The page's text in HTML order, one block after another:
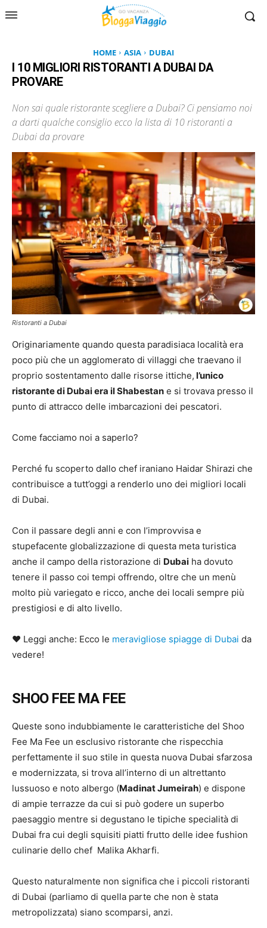
HOME ASIA DUBAI
I 10 MIGLIORI RISTORANTI A DUBAI DA
PROVARE
Non sai quale ristorante scegliere a Dubai? Ci pensiamo noi
a darti qualche consiglio ecco la lista di 10 ristoranti a
Dubai da provare
Ristoranti a Dubai
Originariamente quando questa paradisiaca località era
poco più che un agglomerato di villaggi che traevano il
proprio sostentamento dalle risorse ittiche, l’unico
ristorante di Dubai era il Shabestan e si trovava presso il
punto di attracco delle imbarcazioni dei pescatori.
Come facciamo noi a saperlo?
Perché fu scoperto dallo chef iraniano Haidar Shirazi che
contribuisce a tutt’oggi a renderlo uno dei migliori locali
di Dubai.
Con il passare degli anni e con l’improvvisa e
stupefacente globalizzazione di questa meta turistica
anche il campo della ristorazione di Dubai ha dovuto
tenere il passo coi tempi offrendo, oltre che un menù
molto più variegato e ricco, anche dei locali sempre più
prestigiosi e di alto livello.
♥ Leggi anche: Ecco le meravigliose spiagge di Dubai da
vedere!
SHOO FEE MA FEE
Queste sono indubbiamente le caratteristiche del Shoo
Fee Ma Fee un esclusivo ristorante che rispecchia
perfettamente il suo stile in questa nuova Dubai sfarzosa
e modernizzata, si trova all’interno di un altrettanto
lussuoso e noto albergo (Madinat Jumeirah) e dispone
di ampie terrazze da cui si può godere un superbo
paesaggio mentre si degustano le tipiche specialità di
Dubai fra cui degli squisiti piatti frutto delle idee fushion
culinarie dello chef Malika Akharfi.
Questo naturalmente non significa che i piccoli ristoranti
di Dubai (parliamo di quella parte che non è stata
metropolizzata) siano scomparsi, anzi.